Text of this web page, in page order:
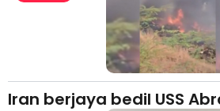
Iran berjaya bedil USS